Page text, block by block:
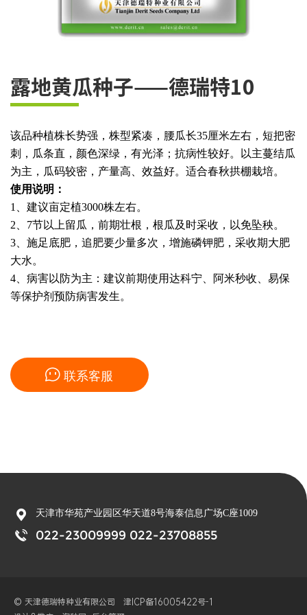
露地黄瓜种子——德瑞特10
该品种植株长势强，株型紧凑，腰瓜长35厘米左右，短把密
刺，瓜条直，颜色深绿，有光泽；抗病性较好。以主蔓结瓜
为主，瓜码较密，产量高、效益好。适合春秋拱棚栽培。
使用说明：
1、建议亩定植3000株左右。
2、7节以上留瓜，前期壮根，根瓜及时采收，以免坠秧。
3、施足底肥，追肥要少量多次，增施磷钾肥，采收期大肥
大水。
4、病害以防为主：建议前期使用达科宁、阿米秒收、易保
等保护剂预防病害发生。
 联系客服
 天津市华苑产业园区华天道8号海泰信息广场C座1009
 022-23009999 022-23708855
© 天津德瑞特种业有限公司 津ICP备16005422号-1